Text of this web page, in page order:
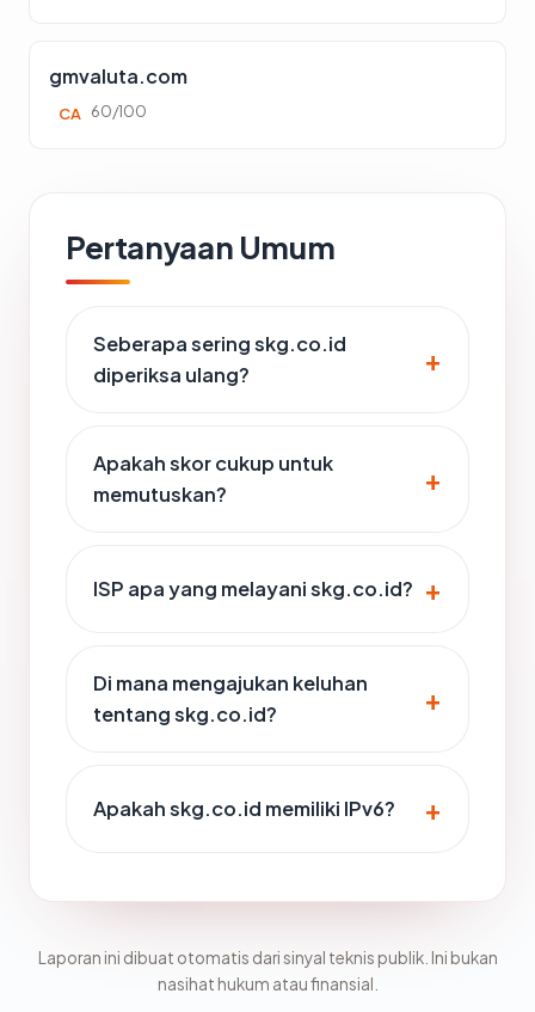
gmvaluta.com
CA 60/100
Pertanyaan Umum
Seberapa sering skg.co.id
diperiksa ulang?
Apakah skor cukup untuk
memutuskan?
ISP apa yang melayani skg.co.id?
Di mana mengajukan keluhan
tentang skg.co.id?
Apakah skg.co.id memiliki IPv6?
Laporan ini dibuat otomatis dari sinyal teknis publik. Ini bukan
nasihat hukum atau finansial.